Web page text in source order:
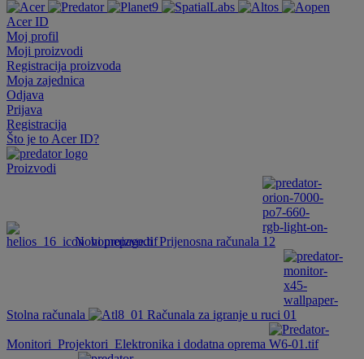
Acer ID
Moj profil
Moji proizvodi
Registracija proizvoda
Moja zajednica
Odjava
Prijava
Registracija
Što je to Acer ID?
Proizvodi
Novi proizvodi Prijenosna računala
Stolna računala Računala za igranje u ruci
Monitori Projektori Elektronika i dodatna oprema